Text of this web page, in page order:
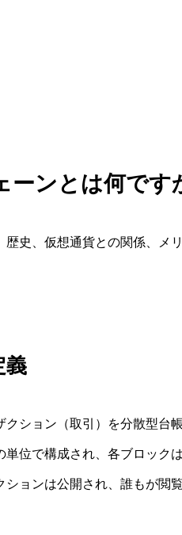
ーンとは何です
史、仮想通貨との関係、メ
義
ション（取引）を分散型台
位で構成され、各ブロック
ョンは公開され、誰もが閲